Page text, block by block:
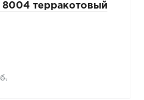
терракотовый